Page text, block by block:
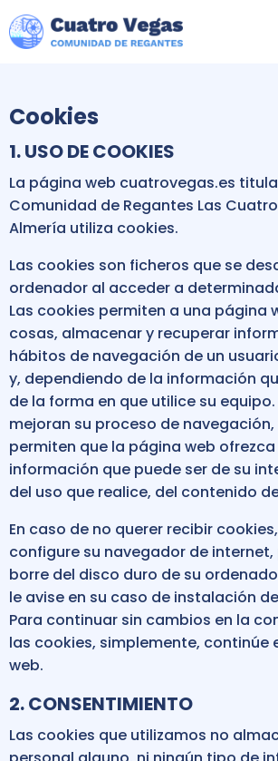
Skip
to
main
Cookies
1. USO DE COOKIES
La página web cuatrovegas.es
Comunidad de Regantes Las
Almería utiliza cookies.
Las cookies son ficheros que se
ordenador al acceder a
Las cookies permiten a una página
cosas, almacenar y recuperar
hábitos de navegación de un
y, dependiendo de la información
de la forma en que utilice su
mejoran su proceso de navegación,
permiten que la página web
información que puede ser de su
del uso que realice, del contenido
En caso de no querer recibir
configure su navegador de internet,
borre del disco duro de su
le avise en su caso de instalación
Para continuar sin cambios en la
las cookies, simplemente, continúe
web.
2. CONSENTIMIENTO
Las cookies que utilizamos no